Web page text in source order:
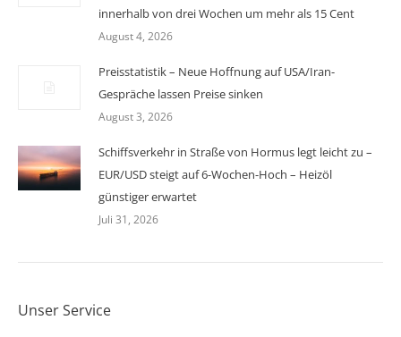
innerhalb von drei Wochen um mehr als 15 Cent
August 4, 2026
Preisstatistik – Neue Hoffnung auf USA/Iran-
Gespräche lassen Preise sinken
August 3, 2026
Schiffsverkehr in Straße von Hormus legt leicht zu –
EUR/USD steigt auf 6-Wochen-Hoch – Heizöl
günstiger erwartet
Juli 31, 2026
Unser Service